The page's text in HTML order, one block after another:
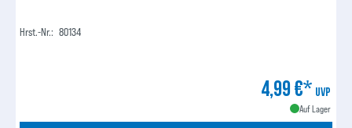
Hrst.-Nr.: 80134
4,99 €* UVP
Auf Lager